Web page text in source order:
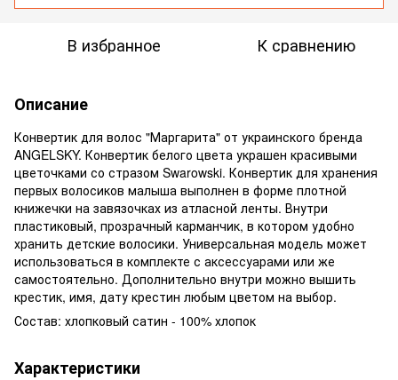
В избранное К сравнению
Описание
Конвертик для волос "Маргарита" от украинского бренда
ANGELSKY. Конвертик белого цвета украшен красивыми
цветочками со стразом Swarowski. Конвертик для хранения
первых волосиков малыша выполнен в форме плотной
книжечки на завязочках из атласной ленты. Внутри
пластиковый, прозрачный карманчик, в котором удобно
хранить детские волосики. Универсальная модель может
использоваться в комплекте с аксессуарами или же
самостоятельно. Дополнительно внутри можно вышить
крестик, имя, дату крестин любым цветом на выбор.
Состав: хлопковый сатин - 100% хлопок
Характеристики